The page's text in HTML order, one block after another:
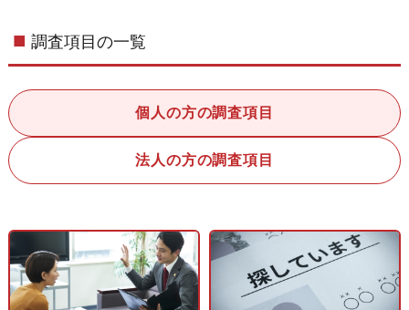
調査項目の一覧
個人の方の調査項目
法人の方の調査項目